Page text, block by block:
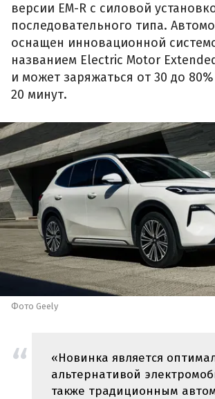
версии EM-R с силовой
последовательного типа.
оснащен инновационной
названием Electric Motor
и может заряжаться от 30 до 80%
20 минут.
Фото Geely
«Новинка является
альтернативой
также традиционным